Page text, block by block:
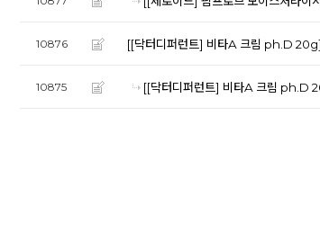
10876 [[닥터디퍼런트] 비타A 크림 ph.D 20g]
10875 [[닥터디퍼런트] 비타A 크림 ph.D